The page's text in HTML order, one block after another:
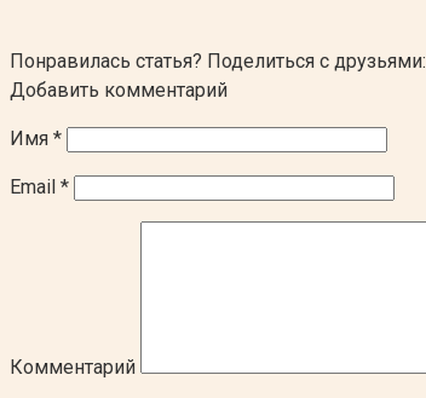
Понравилась статья? Поделиться с друзьями:
Добавить комментарий
Имя *
Email *
Комментарий